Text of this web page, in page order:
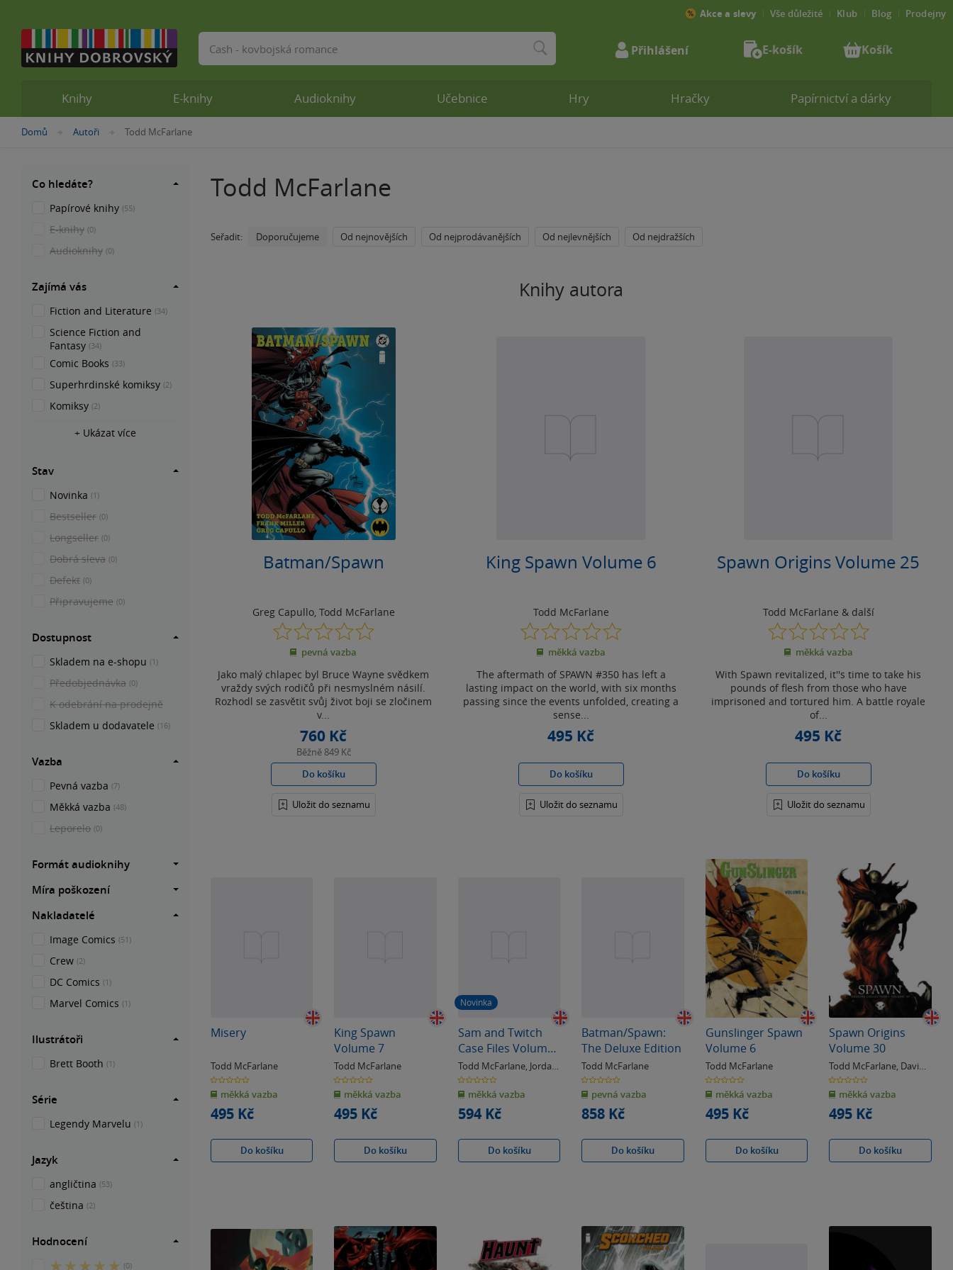
Nacházíte
Domů »Autoři »
Todd McFarlane
Todd McFarlane
Seřadit: Doporučujeme Od nejnovějších Od nejprodávanějších Od nejlevnějších Od nejdražších
Knihy autora
Batman/Spawn
Greg Capullo, Todd McFarlane
0.0
z
5
pevná vazba
Jako malý chlapec byl Bruce Wayne svědkem
vraždy svých rodičů při nesmyslném násilí.
Rozhodl se zasvětit svůj život boji se zločinem
v...
760 Kč
Běžně 849 Kč
Do košíku
Uložit do seznamu
King Spawn Volume 6
Todd McFarlane
0.0
z
5
měkká vazba
The aftermath of SPAWN #350 has left a
lasting impact on the world, with six months
passing since the events unfolded, creating a
sense...
495 Kč
Do košíku
Uložit do seznamu
Spawn Origins Volume 25
Todd McFarlane & další
0.0
z
5
měkká vazba
With Spawn revitalized, it''s time to take his
pounds of flesh from those who have
imprisoned and tortured him. A battle royale
of...
495 Kč
Do košíku
Uložit do seznamu
Misery
Todd McFarlane
0.0
z
5
hvězdiček
měkká vazba
495 Kč
Do košíku
King Spawn
Volume 7
Todd McFarlane
0.0
z
5
hvězdiček
měkká vazba
495 Kč
Do košíku
Novinka
Sam and Twitch
Case Files Volume
2
Todd McFarlane, Jordan
Barel
0.0
z
5
hvězdiček
měkká vazba
594 Kč
Do košíku
Batman/Spawn:
The Deluxe Edition
Todd McFarlane
0.0
z
5
hvězdiček
pevná vazba
858 Kč
Do košíku
Gunslinger Spawn
Volume 6
Todd McFarlane
0.0
z
5
hvězdiček
měkká vazba
495 Kč
Do košíku
Spawn Origins
Volume 30
Todd McFarlane David
Hine
0.0
z
5
hvězdiček
měkká vazba
495 Kč
Do košíku
Co hledáte?
Papírové knihy (55)
E-knihy (0)
Audioknihy (0)
Zajímá vás
Fiction and Literature (34)
Science Fiction and
Fantasy (34)
Comic Books (33)
Superhrdinské komiksy (2)
Komiksy (2)
+ Ukázat více
Stav
Novinka (1)
Bestseller (0)
Longseller (0)
Dobrá sleva (0)
Defekt (0)
Připravujeme (0)
Dostupnost
Skladem na e-shopu (1)
Předobjednávka (0)
K odebrání na prodejně
Skladem u dodavatele (16)
Vazba
Pevná vazba (7)
Měkká vazba (48)
Leporelo (0)
Formát audioknihy
Míra poškození
Nakladatelé
Image Comics (51)
Crew (2)
DC Comics (1)
Marvel Comics (1)
Ilustrátoři
Brett Booth (1)
Série
Legendy Marvelu (1)
Jazyk
angličtina (53)
čeština (2)
Hodnocení
5
(0)
Knihy E-knihy Audioknihy Učebnice Hry Hračky Papírnictví a dárky
Akce a slevy Vše důležité Klub Blog Prodejny
Vyhledávání Přihlášení E-košík Košík